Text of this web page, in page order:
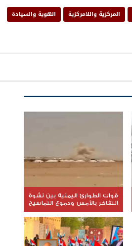
المركزية واللامركزية الهوية والسيادة
قوات الطوارئ اليمنية بين نشوة
التفاخر بالأمس ودموع التماسيح